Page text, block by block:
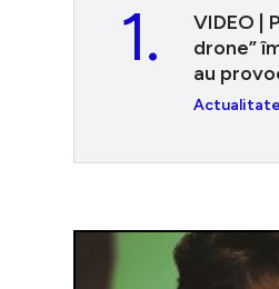
VIDEO |
drone”
au
Actualitate
1.